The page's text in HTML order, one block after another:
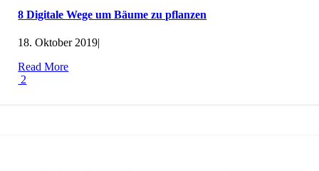
8 Digitale Wege um Bäume zu pflanzen
18. Oktober 2019|
Read More
2